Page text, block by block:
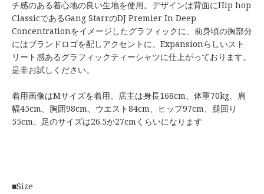
チ感のある着心地の良い生地を使用。デザインは背面にHip hop
ClassicであるGang StarrのDJ Premier In Deep
Concentrationをイメージしたグラフィックに、前身頃の胸部分
にはブランドロゴを配しアクセントに。Expansionらしいスト
リート感あるグラフィックティーシャツに仕上がっております。
是非お試しください。
着用画像はMサイズを着用。店主は身長168cm、体重70kg、肩
幅45cm、胸囲98cm、ウエスト84cm、ヒップ97cm、腿回り
55cm、足のサイズは26.5か27cmくらいになります
■Size